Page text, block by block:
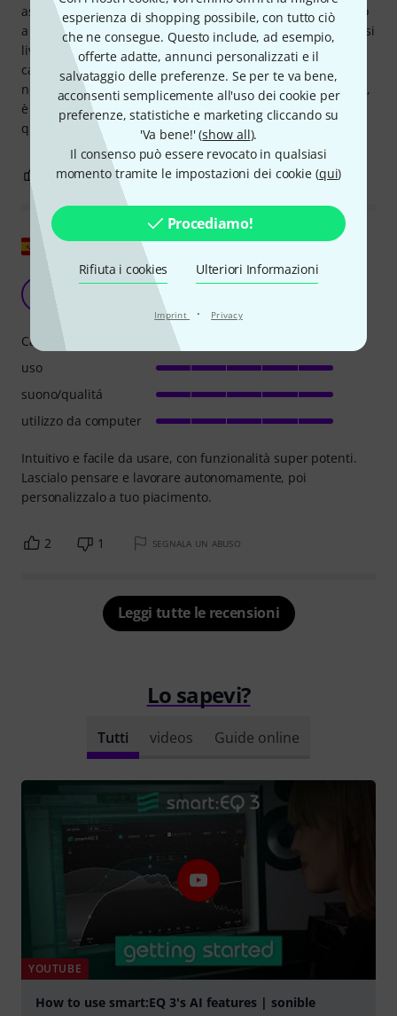
esperienza di shopping possibile, con tutto ciò
che ne consegue. Questo include, ad esempio,
offerte adatte, annunci personalizzati e il
salvataggio delle preferenze. Se per te va bene,
acconsenti semplicemente all'uso dei cookie per
preferenze, statistiche e marketing cliccando su
'Va bene!' (show all).
Il consenso può essere revocato in qualsiasi
momento tramite le impostazioni dei cookie (qui)
Procediamo!
Rifiuta i cookies Ulteriori Informazioni
Imprint · Privacy
aspettavo e devo usare un altro equalizzatore per regolarlo
a mio piacimento. Quindi per me non va bene perché non si
livella come vorrei. È possibile variare leggermente il
campione equalizzato, ma non completamente, perché ciò
non consente di annullare la curva stabilita. In conclusione,
è meglio acquistare un equalizzatore normale o utilizzare
quello fornito con la tua DAW e regolarlo a tuo piacimento.
0 SEGNALA UN ABUSO
Mostra originale
Intuitivo e facile da usare
Wanacka 04.12.2022
Intuitivo e facile da usare, con funzionalità super potenti.
Lascialo pensare e lavorare autonomamente, poi
personalizzalo a tuo piacimento.
Caratteristiche
uso
suono/qualitá
utilizzo da computer
2 1 SEGNALA UN ABUSO
Leggi tutte le recensioni
Lo sapevi?
Tutti videos Guide online
YOUTUBE
How to use smart:EQ 3's AI features | sonible